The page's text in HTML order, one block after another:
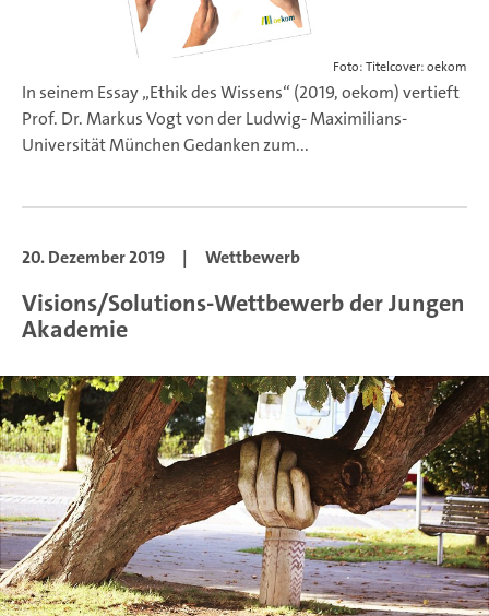
Foto: Titelcover: oekom
In seinem Essay „Ethik des Wissens“ (2019, oekom) vertieft
Prof. Dr. Markus Vogt von der Ludwig- Maximilians-
Universität München Gedanken zum...
20. Dezember 2019 | Wettbewerb
Visions/Solutions-Wettbewerb der Jungen
Akademie